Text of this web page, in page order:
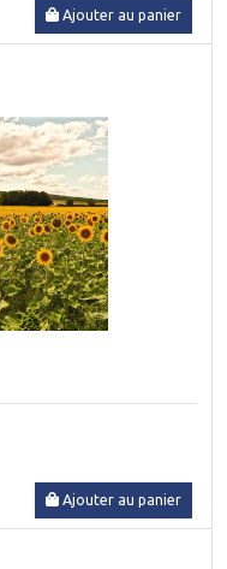
Ajouter au panier
Ajouter au panier